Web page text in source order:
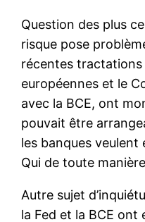
Question des plus
risque pose
récentes tractations
européennes et le
avec la BCE, ont
pouvait être
les banques veulent
Qui de toute
Autre sujet
la Fed et la BCE ont